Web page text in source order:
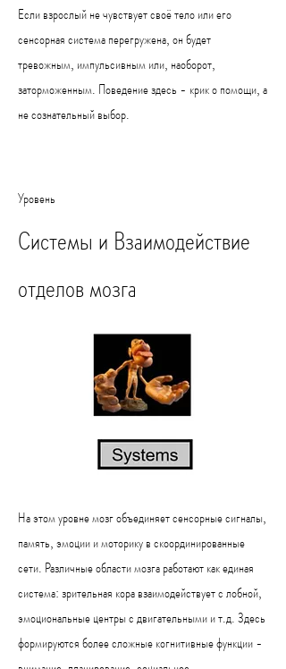
Если взрослый не чувствует своё тело или его
сенсорная система перегружена, он будет
тревожным, импульсивным или, наоборот,
заторможенным. Поведение здесь - крик о помощи, а
не сознательный выбор.
Уровень
Системы и Взаимодействие
отделов мозга
На этом уровне мозг объединяет сенсорные сигналы,
память, эмоции и моторику в скоординированные
сети. Различные области мозга работают как единая
система: зрительная кора взаимодействует с лобной,
эмоциональные центры с двигательными и т.д. Здесь
формируются более сложные когнитивные функции -